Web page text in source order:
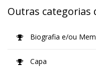
Outras categorias
Biografia e/ou
Capa